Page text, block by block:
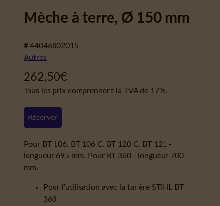
Mèche à terre, Ø 150 mm
# 44046802015
Autres
262,50€
Tous les prix comprennent la TVA de 17%.
Réserver
Pour BT 106, BT 106 C, BT 120 C, BT 121 -
longueur 695 mm. Pour BT 360 - longueur 700
mm.
Pour l'utilisation avec la tarière STIHL BT
360